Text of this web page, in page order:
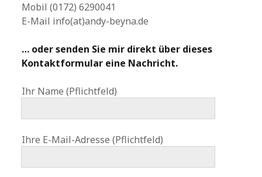
Mobil (0172) 6290041
E-Mail info(at)andy-beyna.de
… oder senden Sie mir direkt über dieses
Kontaktformular eine Nachricht.
Ihr Name (Pflichtfeld)
Ihre E-Mail-Adresse (Pflichtfeld)